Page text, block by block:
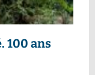
100 ans